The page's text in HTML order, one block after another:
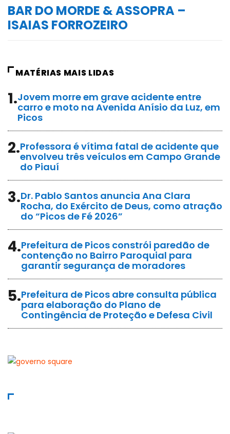
BAR DO MORDE & ASSOPRA –
ISAIAS FORROZEIRO
MATÉRIAS MAIS LIDAS
1.Jovem morre em grave acidente entre
carro e moto na Avenida Anísio da Luz, em
Picos
2.Professora é vítima fatal de acidente que
envolveu três veículos em Campo Grande
do Piauí
3.Dr. Pablo Santos anuncia Ana Clara
Rocha, do Exército de Deus, como atração
do “Picos de Fé 2026”
4.Prefeitura de Picos constrói paredão de
contenção no Bairro Paroquial para
garantir segurança de moradores
5.Prefeitura de Picos abre consulta pública
para elaboração do Plano de
Contingência de Proteção e Defesa Civil